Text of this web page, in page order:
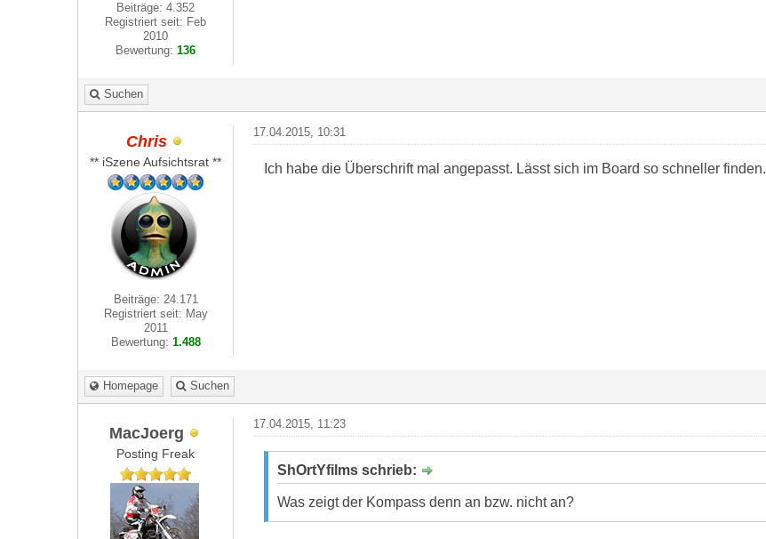
Beiträge: 4.352
Registriert seit: Feb
2010
Bewertung:136
Suchen
Chris
** iSzene Aufsichtsrat **
Beiträge: 24.171
Registriert seit: May
2011
Bewertung: 1.488
17.04.2015, 10:31
Ich habe die Überschrift mal angepasst. Lässt sich im Board so schneller finden.
Homepage Suchen
MacJoerg
Posting Freak
17.04.2015, 11:23
ShOrtYfilms schrieb:
Was zeigt der Kompass denn an bzw. nicht an?